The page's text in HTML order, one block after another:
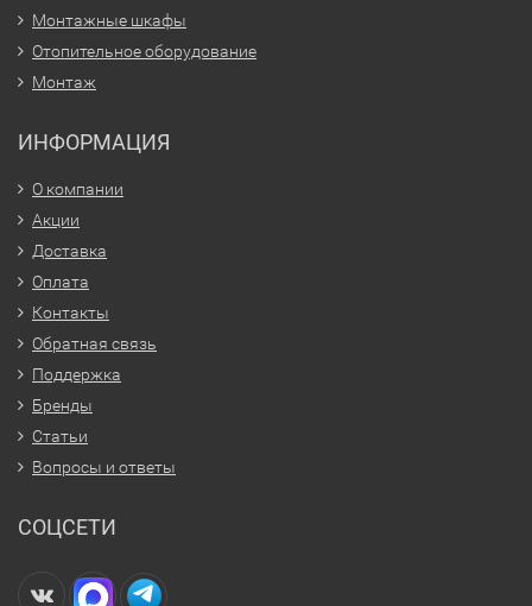
Монтажные шкафы
Отопительное оборудование
Монтаж
ИНФОРМАЦИЯ
О компании
Акции
Доставка
Оплата
Контакты
Обратная связь
Поддержка
Бренды
Статьи
Вопросы и ответы
СОЦСЕТИ